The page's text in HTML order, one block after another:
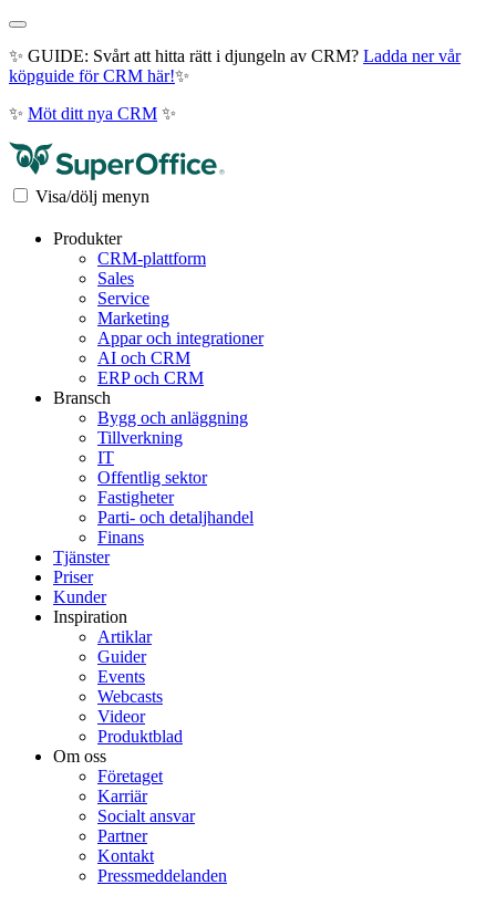
✨ GUIDE: Svårt att hitta rätt i djungeln av CRM? Ladda ner vår
köpguide för CRM här!✨
✨ Möt ditt nya CRM ✨
Visa/dölj menyn
Produkter
CRM-plattform
Sales
Service
Marketing
Appar och integrationer
AI och CRM
ERP och CRM
Bransch
Bygg och anläggning
Tillverkning
IT
Offentlig sektor
Fastigheter
Parti- och detaljhandel
Finans
Tjänster
Priser
Kunder
Inspiration
Artiklar
Guider
Events
Webcasts
Videor
Produktblad
Om oss
Företaget
Karriär
Socialt ansvar
Partner
Kontakt
Pressmeddelanden